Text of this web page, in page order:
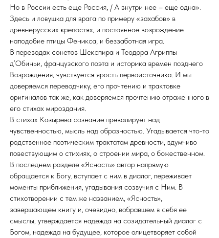
Но в России есть еще Россия, / А внутри нее – еще одна».
Здесь и ловушка для врага по примеру «захабов» в
древнерусских крепостях, и постоянное возрождение
наподобие птицы Феникса, и беззаботная игра.
В переводах сонетов Шекспира и Теодора Агриппы
д’Обиньи, французского поэта и историка времен позднего
Возрождения, чувствуется ярость первоисточника. И мы
доверяемся переводчику, его прочтению и трактовке
оригиналов так же, как доверяемся прочтению отраженного в
его стихах мироздания.
В стихах Козырева сознание превалирует над
чувственностью, мысль над образностью. Угадывается что-то
родственное поэтическим трактатам древности, вдумчиво
повествующим о стихиях, о строении мира, о божественном.
В последнем разделе «Ясность» автор напрямую
обращается к Богу, вступает с ним в диалог, переживает
моменты приближения, угадывания созвучия с Ним. В
стихотворении с тем же названием, «Ясность»,
завершающем книгу и, очевидно, вобравшем в себя ее
смыслы, утверждается надежда на созидательный диалог с
Богом, надежда на будущее, которое олицетворяет собой